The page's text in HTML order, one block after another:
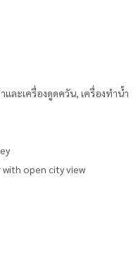
ละเครื่องดูดควัน, เครื่องทำน้ำ
open city view
Central Ladprao,